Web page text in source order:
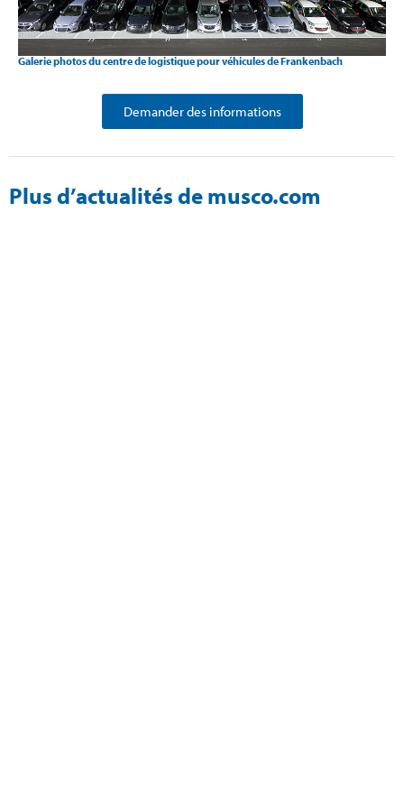
Galerie photos du centre de logistique pour véhicules de Frankenbach
Demander des informations
Plus d’actualités de musco.com